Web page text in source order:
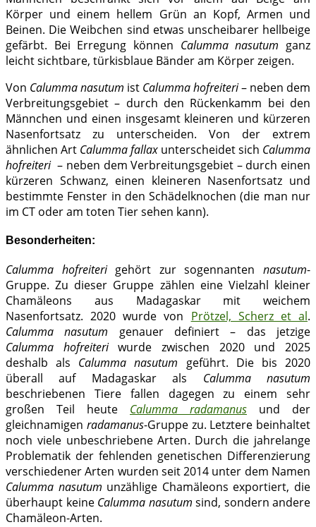
Körper und einem hellem Grün an Kopf, Armen und
Beinen. Die Weibchen sind etwas unscheibarer hellbeige
gefärbt. Bei Erregung können Calumma nasutum ganz
leicht sichtbare, türkisblaue Bänder am Körper zeigen.
Von Calumma nasutum ist Calumma hofreiteri– neben dem
Verbreitungsgebiet – durch den Rückenkamm bei den
Männchen und einen insgesamt kleineren und kürzeren
Nasenfortsatz zu unterscheiden. Von der extrem
ähnlichen Art Calumma fallax unterscheidet sich Calumma
hofreiteri– neben dem Verbreitungsgebiet – durch einen
kürzeren Schwanz, einen kleineren Nasenfortsatz und
bestimmte Fenster in den Schädelknochen (die man nur
im CT oder am toten Tier sehen kann).
Besonderheiten:
Calumma hofreiterigehört zur sogennantennasutum-
Gruppe. Zu dieser Gruppe zählen eine Vielzahl kleiner
Chamäleons aus Madagaskar mit weichem
Nasenfortsatz. 2020 wurde von Prötzel, Scherz et al.
Calumma nasutum genauer definiert – das jetzige
Calumma hofreiteriwurde zwischen 2020 und 2025
deshalb als Calumma nasutum geführt. Die bis 2020
überall auf Madagaskar als Calumma nasutum
beschriebenen Tiere fallen dagegen zu einem sehr
großen Teil heute Calumma radamanus und der
gleichnamigen radamanus-Gruppe zu. Letztere beinhaltet
noch viele unbeschriebene Arten. Durch die jahrelange
Problematik der fehlenden genetischen Differenzierung
verschiedener Arten wurden seit 2014 unter dem Namen
Calumma nasutum unzählige Chamäleons exportiert, die
überhaupt keine Calumma nasutum sind, sondern andere
Chamäleon-Arten.